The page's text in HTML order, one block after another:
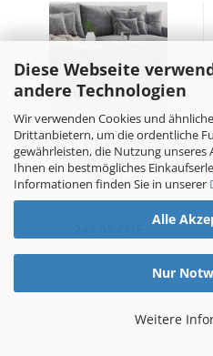
Diese Webseite
andere Technologien
Wir verwenden Cookies und
Drittanbietern, um die ordentliche
gewährleisten, die Nutzung unseres
Ihnen ein bestmögliches
Informationen finden Sie in unserer
Alle
Nur
Weitere
Couchtisch mit LED-
Leuchten Altholz-
Optik 90x50x40 cm